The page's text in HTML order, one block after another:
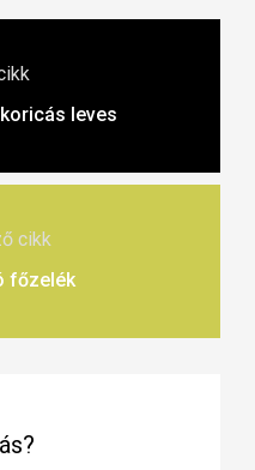
leves
cikk
főzelék